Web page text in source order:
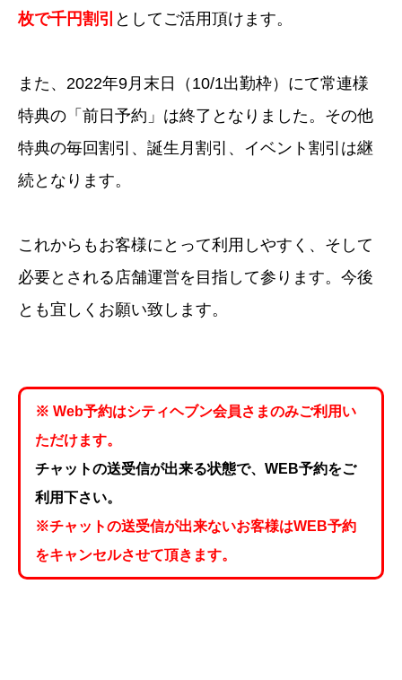
枚で千円割引 としてご活用頂けます。
また、2022年9月末日（10/1出勤枠）にて常連様
特典の「前日予約」は終了となりました。その他
特典の毎回割引、誕生月割引、イベント割引は継
続となります。
これからもお客様にとって利用しやすく、そして
必要とされる店舗運営を目指して参ります。今後
とも宜しくお願い致します。
※ Web予約はシティヘブン会員さまのみご利用い
ただけます。
チャットの送受信が出来る状態で、WEB予約をご
利用下さい。
※チャットの送受信が出来ないお客様はWEB予約
をキャンセルさせて頂きます。